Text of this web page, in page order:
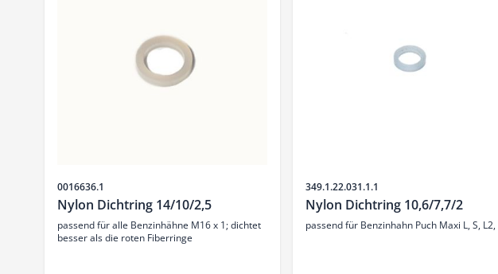
SKU
0016636.1
Nylon Dichtring 14/10/2,5
passend für alle Benzinhähne M16 x 1; dichtet
besser als die roten Fiberringe
SKU
349.1.22.031.1.1
Nylon Dichtring 10,6/7,7/2
passend für Benzinhahn Puch Maxi L, S, L2,